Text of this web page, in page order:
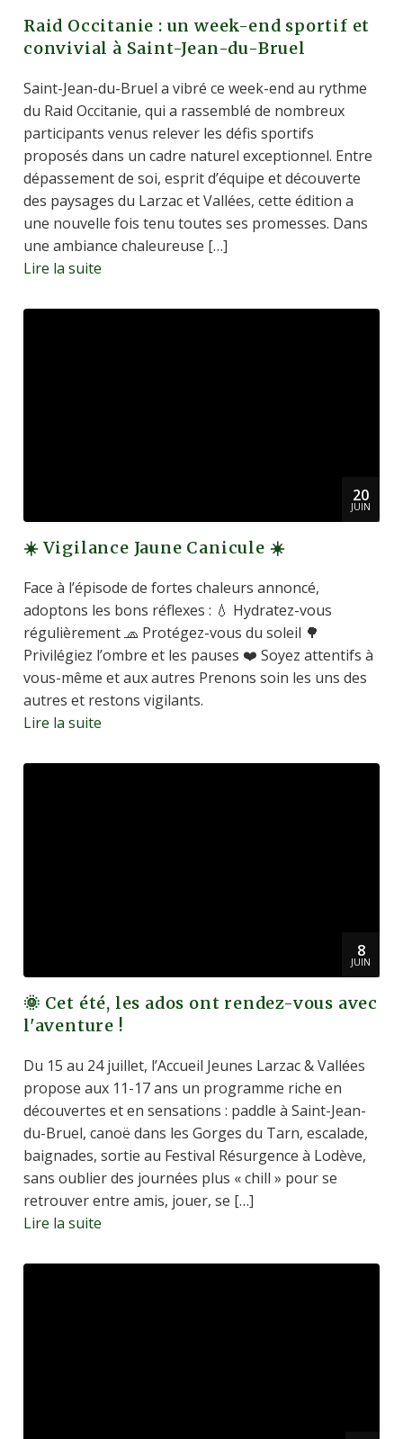
Raid Occitanie : un week-end sportif et
convivial à Saint-Jean-du-Bruel
Saint-Jean-du-Bruel a vibré ce week-end au rythme
du Raid Occitanie, qui a rassemblé de nombreux
participants venus relever les défis sportifs
proposés dans un cadre naturel exceptionnel. Entre
dépassement de soi, esprit d’équipe et découverte
des paysages du Larzac et Vallées, cette édition a
une nouvelle fois tenu toutes ses promesses. Dans
une ambiance chaleureuse […]
Lire la suite
20
JUIN
☀️ Vigilance Jaune Canicule ☀️
Face à l’épisode de fortes chaleurs annoncé,
adoptons les bons réflexes : 💧 Hydratez-vous
régulièrement 🧢 Protégez-vous du soleil 🌳
Privilégiez l’ombre et les pauses ❤️ Soyez attentifs à
vous-même et aux autres Prenons soin les uns des
autres et restons vigilants.
Lire la suite
8
JUIN
🌞 Cet été, les ados ont rendez-vous avec
l'aventure !
Du 15 au 24 juillet, l’Accueil Jeunes Larzac & Vallées
propose aux 11-17 ans un programme riche en
découvertes et en sensations : paddle à Saint-Jean-
du-Bruel, canoë dans les Gorges du Tarn, escalade,
baignades, sortie au Festival Résurgence à Lodève,
sans oublier des journées plus « chill » pour se
retrouver entre amis, jouer, se […]
Lire la suite